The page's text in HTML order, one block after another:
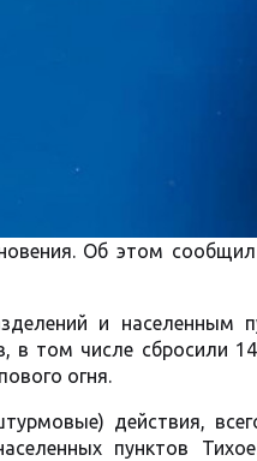
Об этом сообщил
и населенным
в том числе сбросили
огня.
действия,
пунктов